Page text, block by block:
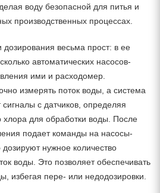
воду безопасной для питья и
производственных процессах.
весьма прост: в ее
автоматических насосов-
ими и расходомер.
измерять поток воды, а система
с датчиков, определяя
хлора для обработки воды. После
подает команды на насосы-
нужное количество
воды. Это позволяет обеспечивать
избегая пере- или недодозировки.